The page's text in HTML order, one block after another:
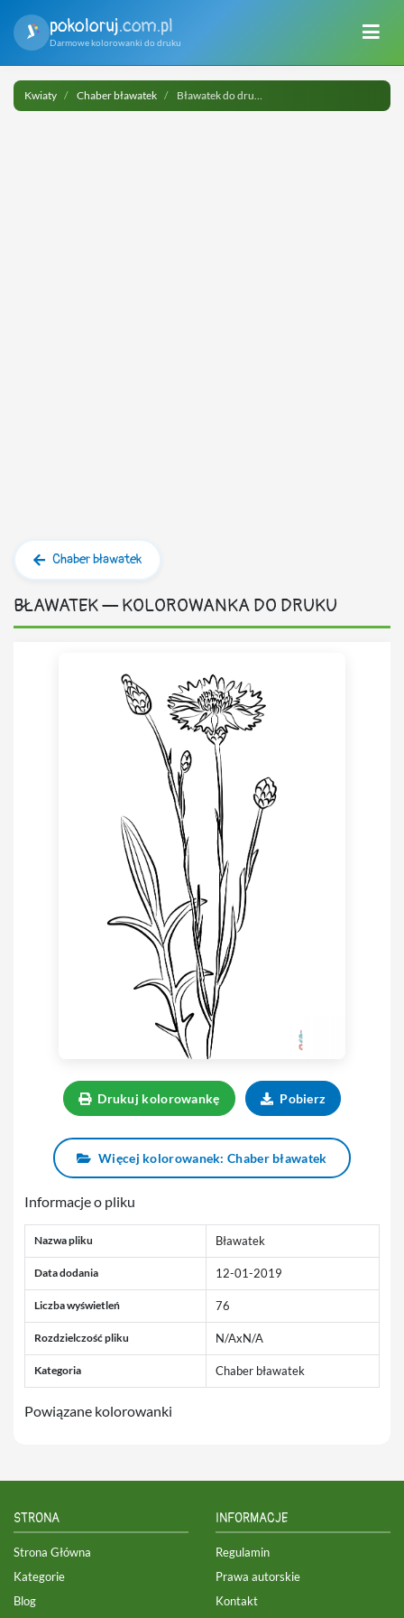
pokoloruj.com.pl
Darmowe kolorowanki do druku
Kwiaty Chaber bławatek Bławatek do druku
Chaber bławatek
BŁAWATEK — KOLOROWANKA DO DRUKU
Drukuj kolorowankę Pobierz
Więcej kolorowanek: Chaber bławatek
Informacje o pliku
Nazwa pliku Bławatek
Data dodania 12-01-2019
Liczba wyświetleń 76
Rozdzielczość pliku N/AxN/A
Kategoria Chaber bławatek
Powiązane kolorowanki
STRONA
Strona Główna
Kategorie
Blog
INFORMACJE
Regulamin
Prawa autorskie
Kontakt